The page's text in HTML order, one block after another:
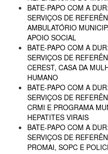
BATE-PAPO COM A
SERVIÇOS DE
AMBULATÓRIO
APOIO SOCIAL
BATE-PAPO COM A
SERVIÇOS DE
CEREST, CASA DA
HUMANO
BATE-PAPO COM A
SERVIÇOS DE
CRMI E PROGRAMA
HEPATITES VIRAIS
BATE-PAPO COM A
SERVIÇOS DE
PROMAI, SOPC E